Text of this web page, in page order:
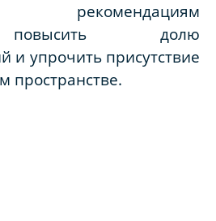
рекомендациям
долю
и упрочить присутствие
пространстве.